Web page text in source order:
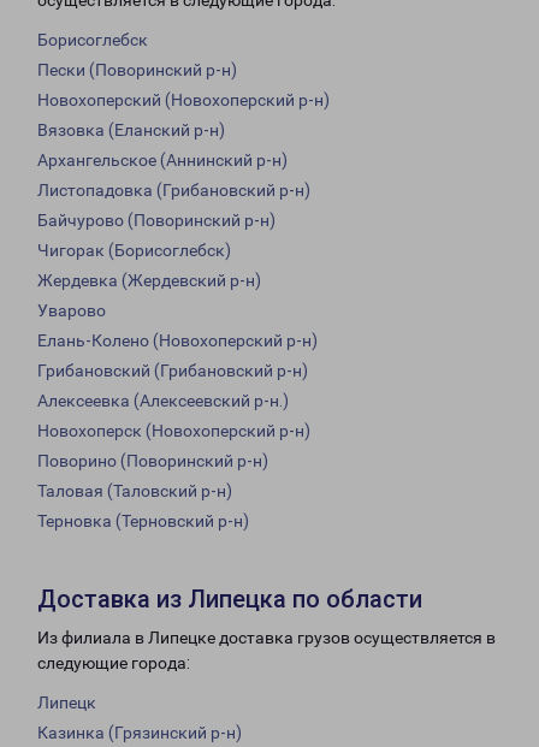
Борисоглебск
Пески (Поворинский р-н)
Новохоперский (Новохоперский р-н)
Вязовка (Еланский р-н)
Архангельское (Аннинский р-н)
Листопадовка (Грибановский р-н)
Байчурово (Поворинский р-н)
Чигорак (Борисоглебск)
Жердевка (Жердевский р-н)
Уварово
Елань-Колено (Новохоперский р-н)
Грибановский (Грибановский р-н)
Алексеевка (Алексеевский р-н.)
Новохоперск (Новохоперский р-н)
Поворино (Поворинский р-н)
Таловая (Таловский р-н)
Терновка (Терновский р-н)
Доставка из Липецка по области
Из филиала в Липецке доставка грузов осуществляется в
следующие города:
Липецк
Казинка (Грязинский р-н)